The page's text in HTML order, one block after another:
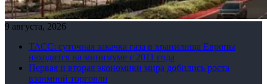
9 августа, 2026
ТАСС: суточная закачка газа в хранилища Европы
находится на минимуме с 2011 года
Первая и вторая экономики мира добились роста
взаимной торговли